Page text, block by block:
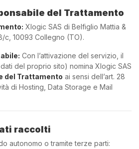
del Trattamento
Xlogic SAS di Belfiglio Mattia &
c, 10093 Collegno (TO).
Con l’attivazione del servizio, il
del proprio sito) nomina Xlogic SAS
del Trattamento ai sensi dell’art. 28
di Hosting, Data Storage e Mail
raccolti
autonomo o tramite terze parti: